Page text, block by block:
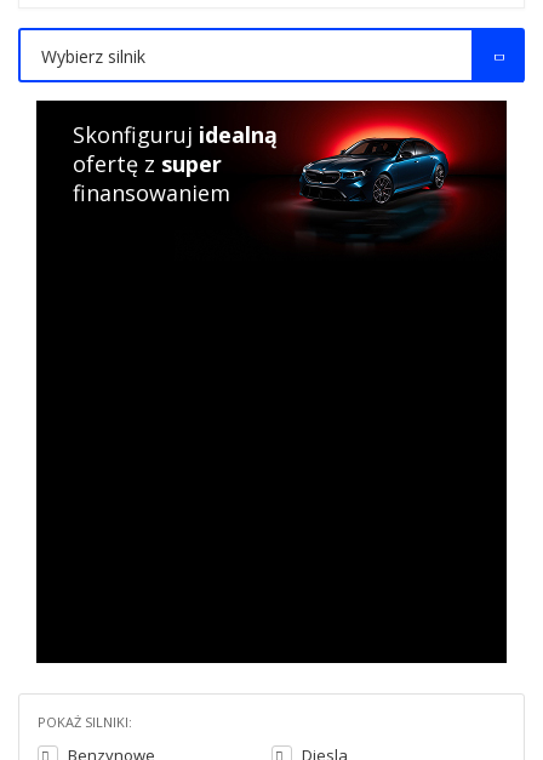
POKAŻ SILNIKI:
Benzynowe Diesla
Wybierz silnik
Skonfiguruj idealną
ofertę z super
finansowaniem